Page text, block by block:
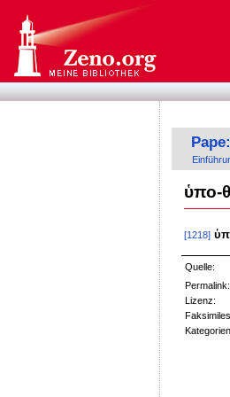
ὑπο-
[1218]
Quelle:
Permalink:
Lizenz: